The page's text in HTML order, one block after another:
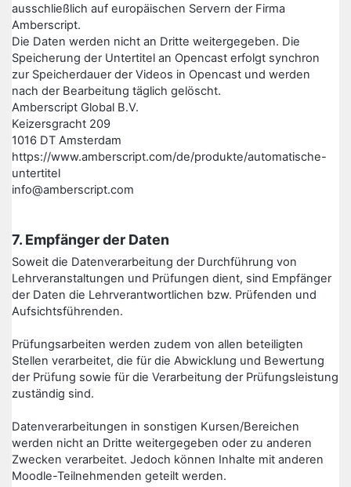
ausschließlich auf europäischen Servern der Firma
Amberscript.
Die Daten werden nicht an Dritte weitergegeben. Die
Speicherung der Untertitel an Opencast erfolgt synchron
zur Speicherdauer der Videos in Opencast und werden
nach der Bearbeitung täglich gelöscht.
Amberscript Global B.V.
Keizersgracht 209
1016 DT Amsterdam
https://www.amberscript.com/de/produkte/automatische-
untertitel
info@amberscript.com
7. Empfänger der Daten
Soweit die Datenverarbeitung der Durchführung von
Lehrveranstaltungen und Prüfungen dient, sind Empfänger
der Daten die Lehrverantwortlichen bzw. Prüfenden und
Aufsichtsführenden.
Prüfungsarbeiten werden zudem von allen beteiligten
Stellen verarbeitet, die für die Abwicklung und Bewertung
der Prüfung sowie für die Verarbeitung der Prüfungsleistung
zuständig sind.
Datenverarbeitungen in sonstigen Kursen/Bereichen
werden nicht an Dritte weitergegeben oder zu anderen
Zwecken verarbeitet. Jedoch können Inhalte mit anderen
Moodle-Teilnehmenden geteilt werden.